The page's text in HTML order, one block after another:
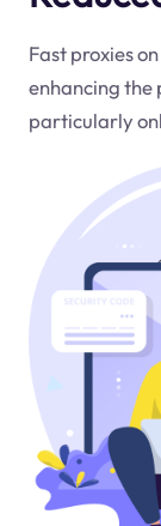
Fast proxies
enhancing the
particularly